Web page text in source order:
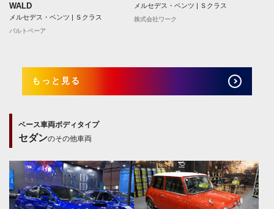
WALD
メルセデス・ベンツ | Ｓクラス
バルトベーア
メルセデス・ベンツ | Ｓクラス
株式会社ワーク
もっと見る
ベース車両ボディタイプ
セダンのその他車両